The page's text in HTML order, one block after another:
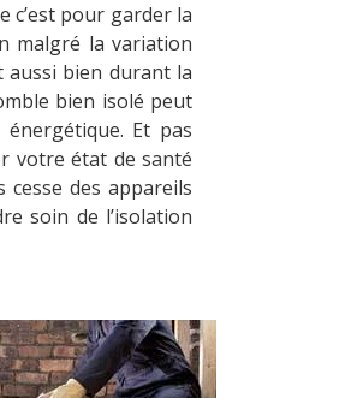
c’est pour garder la
malgré la variation
aussi bien durant la
bien isolé peut
Et pas
votre état de santé
des appareils
soin de l’isolation